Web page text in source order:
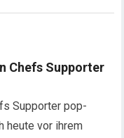
Chefs Supporter
Supporter pop-
heute vor ihrem